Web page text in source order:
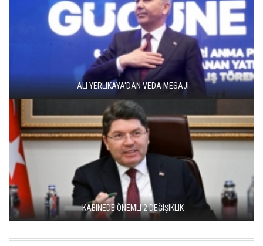
ALI YERLIKAYA'DAN VEDA MESAJI
KABINEDE ÖNEMLI 2 DEĞIŞIKLIK